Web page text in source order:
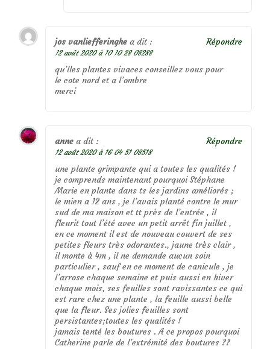
jos vanliefferinghe a dit :
12 août 2020 à 10 10 28 08288
qu’lles plantes vivaces conseillez vous pour
le cote nord et a l’ombre
merci
Répondre
anne a dit :
12 août 2020 à 16 04 51 08518
une plante grimpante qui a toutes les qualités !
je comprends maintenant pourquoi Stéphane
Marie en plante dans ts les jardins améliorés ;
le mien a 12 ans , je l’avais planté contre le mur
sud de ma maison et tt près de l’entrée , il
fleurit tout l’été avec un petit arrêt fin juillet ,
en ce moment il est de nouveau couvert de ses
petites fleurs très odorantes., jaune très clair ,
il monte à 4m , il ne demande aucun soin
particulier , sauf en ce moment de canicule , je
l’arrose chaque semaine et puis aussi en hiver
chaque mois, ses feuilles sont ravissantes ce qui
est rare chez une plante , la feuille aussi belle
que la fleur. Ses jolies feuilles sont
persistantes;toutes les qualités !
jamais tenté les boutures . A ce propos pourquoi
Catherine parle de l’extrémité des boutures ??
Répondre